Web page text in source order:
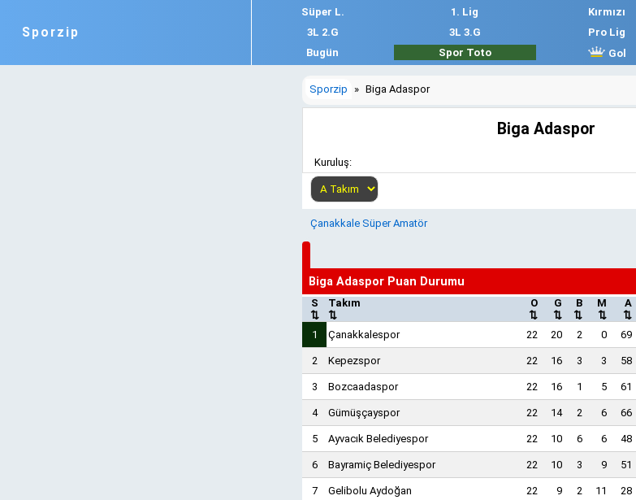
Sporzip
Süper L. 1. Lig Kırmızı
3L 2.G
3L 3.G Pro Lig
Bugün
Spor Toto Gol
Sporzip » Biga Adaspor
Biga Adaspor
Kuruluş:
Çanakkale Süper Amatör
Biga Adaspor Puan Durumu
S
⇅
Takım
⇅
O
⇅
G
⇅
B
⇅
M
⇅
A
⇅
1 Çanakkalespor 22 20 2 0 69
2 Kepezspor 22 16 3 3 58
3 Bozcaadaspor 22 16 1 5 61
4 Gümüşçayspor 22 14 2 6 66
5 Ayvacık Belediyespor 22 10 6 6 48
6 Bayramiç Belediyespor 22 10 3 9 51
7 Gelibolu Aydoğan 22 9 2 11 28